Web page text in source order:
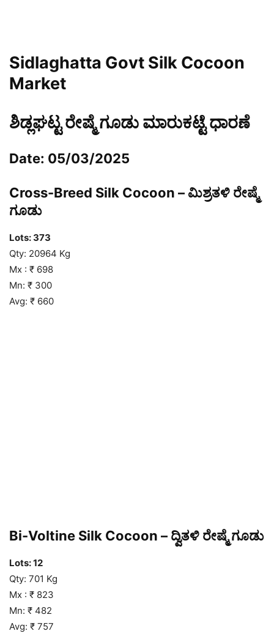
Sidlaghatta Govt Silk Cocoon
Market
ಶಿಡ್ಲಘಟ್ಟ ರೇಷ್ಮೆ ಗೂಡು ಮಾರುಕಟ್ಟೆ ಧಾರಣೆ
Date: 05/03/2025
Cross-Breed Silk Cocoon – ಮಿಶ್ರತಳಿ ರೇಷ್ಮೆ
ಗೂಡು
Lots: 373
Qty: 20964 Kg
Mx : ₹ 698
Mn: ₹ 300
Avg: ₹ 660
Bi-Voltine Silk Cocoon – ದ್ವಿತಳಿ ರೇಷ್ಮೆ ಗೂಡು
Lots: 12
Qty: 701 Kg
Mx : ₹ 823
Mn: ₹ 482
Avg: ₹ 757